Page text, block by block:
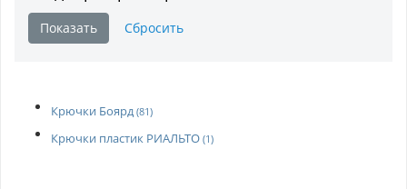
Крючки Боярд(81)
Крючки пластик РИАЛЬТО (1)